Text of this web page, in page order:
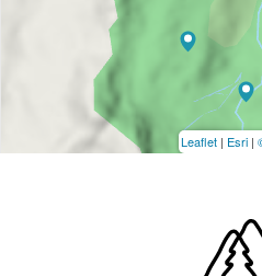
Leaflet | Esri |